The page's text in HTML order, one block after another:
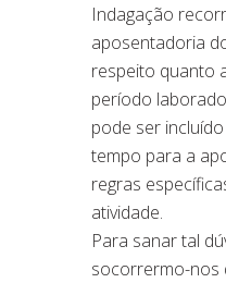
Indagação
aposentadoria
respeito quanto
período
pode ser
tempo para a
regras
atividade.
Para sanar tal
socorrermo-nos